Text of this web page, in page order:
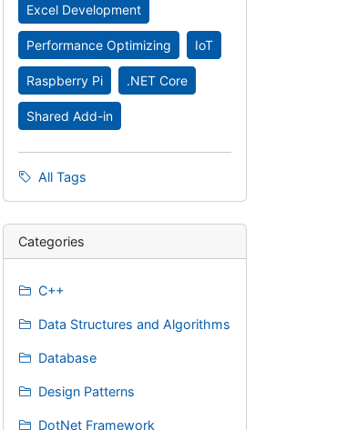
Excel Development
Performance Optimizing IoT
Raspberry Pi .NET Core
Shared Add-in
All Tags
Categories
C++
Data Structures and Algorithms
Database
Design Patterns
DotNet Framework